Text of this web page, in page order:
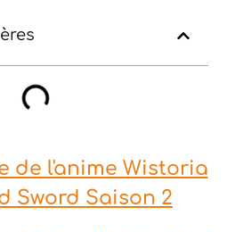
de l'anime Wistoria
Sword Saison 2